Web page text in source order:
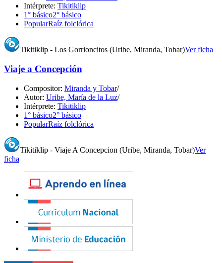
Intérprete: Tikitiklip
1° básico2° básico
PopularRaíz folclórica
Tikitiklip - Los Gorrioncitos (Uribe, Miranda, Tobar)Ver ficha
Viaje a Concepción
Compositor: Miranda y Tobar/
Autor: Uribe, María de la Luz/
Intérprete: Tikitiklip
1° básico2° básico
PopularRaíz folclórica
Tikitiklip - Viaje A Concepcion (Uribe, Miranda, Tobar)Ver
ficha